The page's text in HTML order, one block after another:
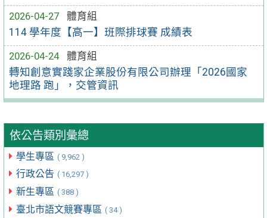
2026-04-27
體育組
114 學年度【高一】班際排球賽 成績表
2026-04-24
體育組
轉知創意實踐家企業股份有限公司辦理「2026國家
地理路 跑」，交管資訊
依公告類別彙總
學生專區 ( 9,962 )
行政公告 ( 16,297 )
新生專區 ( 388 )
臺北市語文競賽專區 ( 34 )